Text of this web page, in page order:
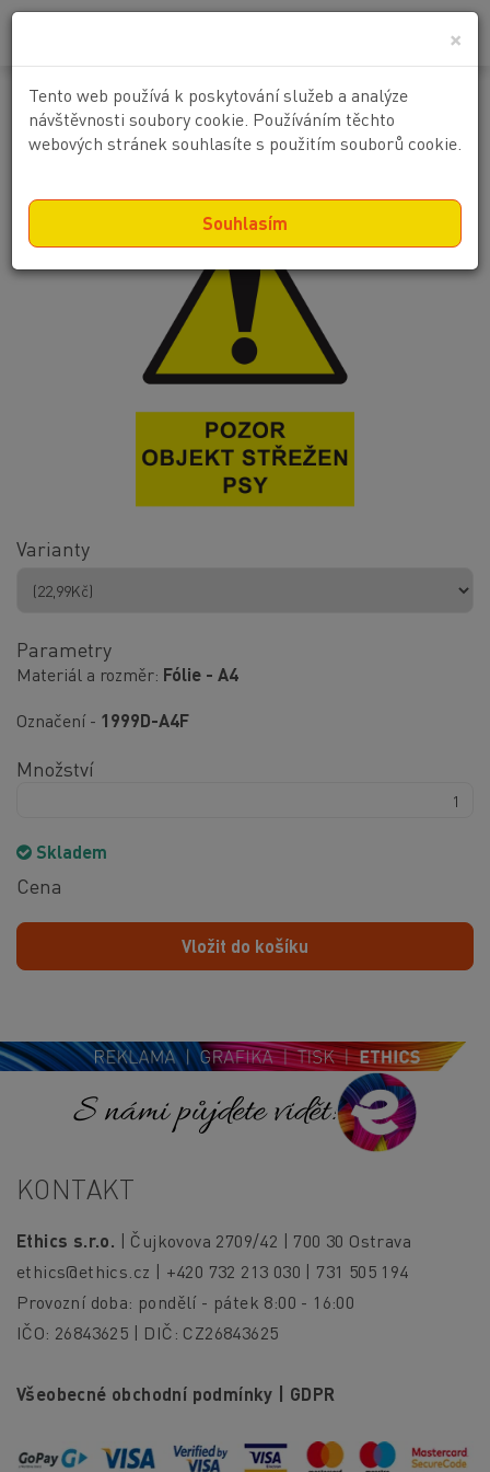
×
Tento web používá k poskytování služeb a analýze
návštěvnosti soubory cookie. Používáním těchto
webových stránek souhlasíte s použitím souborů cookie.
Souhlasím
Pozor objekt střežen psy
Varianty
Parametry
Materiál a rozměr Fólie - A4
Označení - 1999D-A4F
Množství
Skladem
Cena
Vložit do košíku
S námi půjdete vidět!
KONTAKT
Ethics s.r.o. | Čujkovova 2709/42 | 700 30 Ostrava
ethics@ethics.cz | +420 732 213 030 | 731 505 194
Provozní doba: pondělí - pátek 8:00 - 16:00
IČO: 26843625 | DIČ: CZ26843625
Všeobecné obchodní podmínky GDPR